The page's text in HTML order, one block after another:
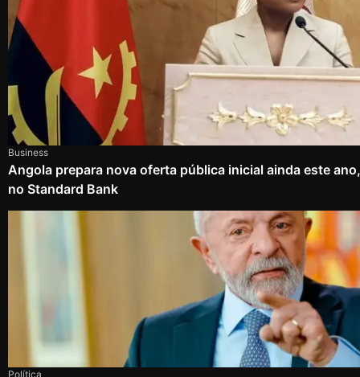
Business
Angola prepara nova oferta pública inicial ainda este
no Standard Bank
Política